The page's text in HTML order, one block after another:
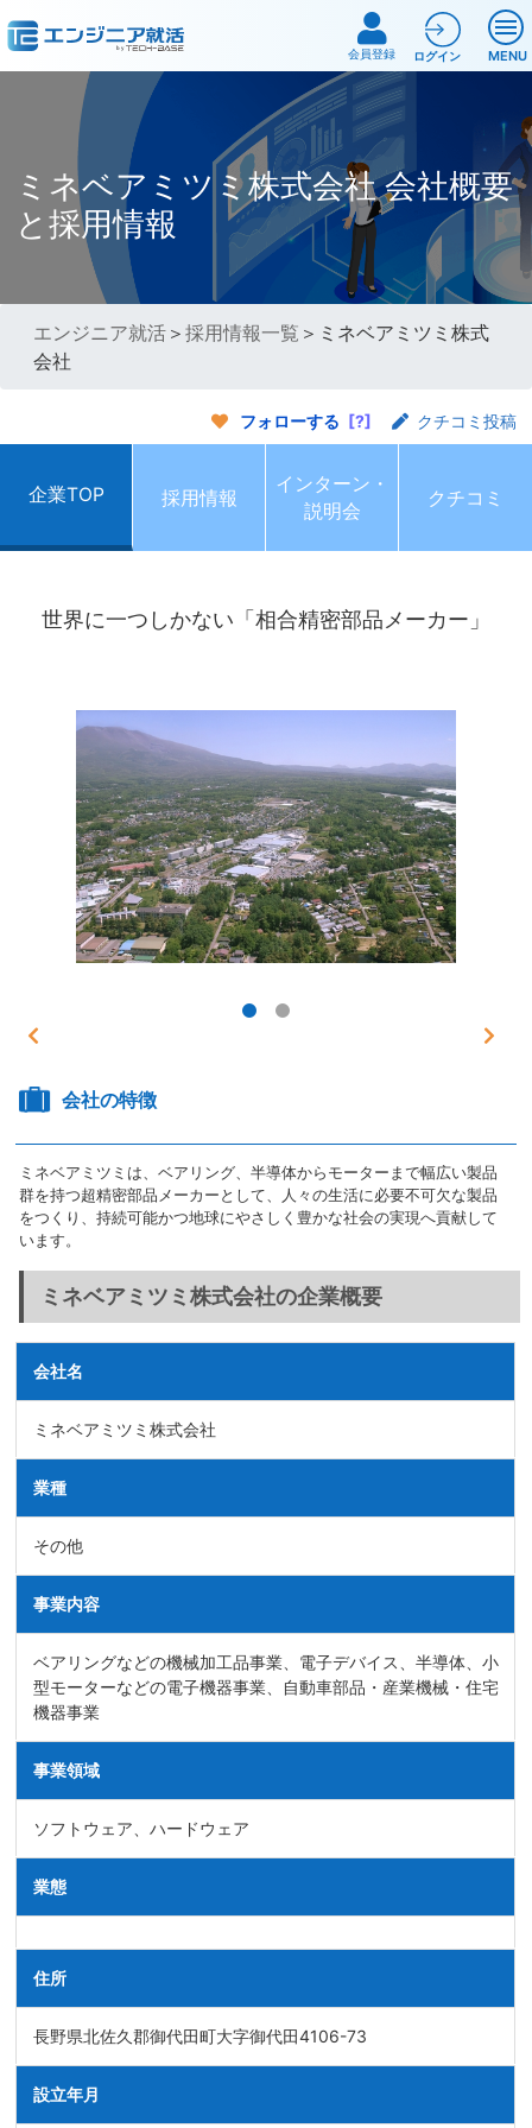
MENU
会員登録 ログイン
ミネベアミツミ株式会社 会社概要
と採用情報
エンジニア就活 ＞採用情報一覧 ＞ミネベアミツミ株式
会社
フォローする [?] クチコミ投稿
企業TOP 採用情報
インターン・
説明会
クチコミ
世界に一つしかない「相合精密部品メーカー」
会社の特徴
ミネベアミツミは、ベアリング、半導体からモーターまで幅広い製品
群を持つ超精密部品メーカーとして、人々の生活に必要不可欠な製品
をつくり、持続可能かつ地球にやさしく豊かな社会の実現へ貢献して
います。
ミネベアミツミ株式会社の企業概要
会社名
ミネベアミツミ株式会社
業種
その他
事業内容
ベアリングなどの機械加工品事業、電子デバイス、半導体、小
型モーターなどの電子機器事業、自動車部品・産業機械・住宅
機器事業
事業領域
ソフトウェア、ハードウェア
業態
住所
長野県北佐久郡御代田町大字御代田4106-73
設立年月